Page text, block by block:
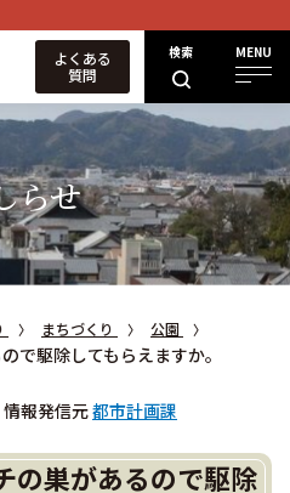
検索 MENU
よくある
質問
らせ
まちづくり 公園
で駆除してもらえますか。
情報発信元都市計画課
の巣があるので駆除